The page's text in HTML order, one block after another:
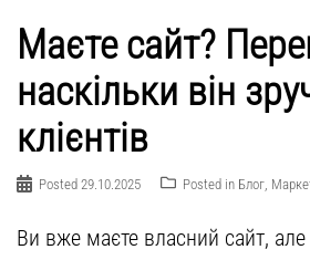
Маєте сайт?
наскільки він
клієнтів
Posted 29.10.2025 Posted in Блог
Ви вже маєте власний сайт, але